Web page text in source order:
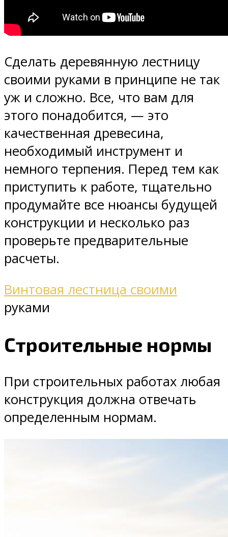
Сделать деревянную лестницу
своими руками в принципе не так
уж и сложно. Все, что вам для
этого понадобится, — это
качественная древесина,
необходимый инструмент и
немного терпения. Перед тем как
приступить к работе, тщательно
продумайте все нюансы будущей
конструкции и несколько раз
проверьте предварительные
расчеты.
Винтовая лестница своими
руками
Строительные нормы
При строительных работах любая
конструкция должна отвечать
определенным нормам.